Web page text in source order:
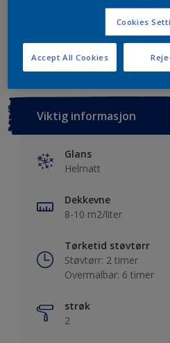
Lagre i dine prosjekter
Viktig informasjon
Glans
Helmatt
Dekkevne
8-10 m2/liter
Tørketid støvtørr
Støvtørr: 2 timer
Overmalbar: 6 timer
strøk
2
Cookies
Accept All Cookies